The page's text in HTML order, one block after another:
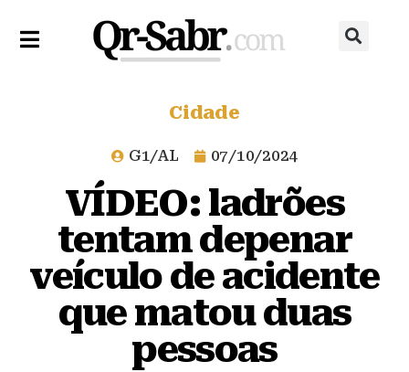
Cidade
G1/AL 07/10/2024
VÍDEO: ladrões
tentam depenar
veículo de acidente
que matou duas
pessoas